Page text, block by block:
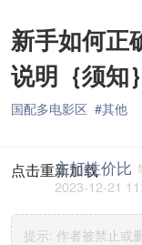
新手如何正
说明｛须知｝
国配多电影区 #其他
点击重新加载
主打性价比
2023-12-21
提示:作者被禁止或